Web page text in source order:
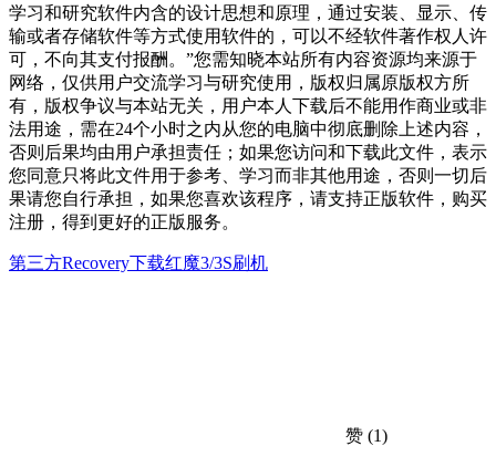
学习和研究软件内含的设计思想和原理，通过安装、显示、传
输或者存储软件等方式使用软件的，可以不经软件著作权人许
可，不向其支付报酬。”您需知晓本站所有内容资源均来源于
网络，仅供用户交流学习与研究使用，版权归属原版权方所
有，版权争议与本站无关，用户本人下载后不能用作商业或非
法用途，需在24个小时之内从您的电脑中彻底删除上述内容，
否则后果均由用户承担责任；如果您访问和下载此文件，表示
您同意只将此文件用于参考、学习而非其他用途，否则一切后
果请您自行承担，如果您喜欢该程序，请支持正版软件，购买
注册，得到更好的正版服务。
第三方Recovery下载红魔3/3S刷机
赞 (1)